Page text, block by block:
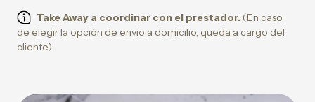
Take Away a coordinar con el prestador. (En caso
de elegir la opción de envio a domicilio, queda a cargo del
cliente).